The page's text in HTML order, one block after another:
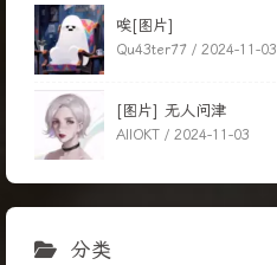
唉[图片]
Qu43ter77 / 2024-11-03
[图片] 无人问津
AIIOKT / 2024-11-03
分类